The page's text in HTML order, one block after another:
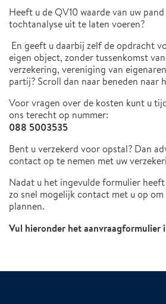
Heeft u de QV10 waarde van uw
tochtanalyse uit te laten voeren?
En geeft u daarbij zelf de opdracht
eigen object, zonder tussenkomst
verzekering, vereniging van
partij? Scroll dan naar beneden naar
Voor vragen over de kosten kunt u
ons terecht op nummer:
088 5003535
Bent u verzekerd voor opstal? Dan
contact op te nemen met uw
Nadat u het ingevulde formulier
zo snel mogelijk contact met u op
plannen.
Vul hieronder het aanvraagformulier